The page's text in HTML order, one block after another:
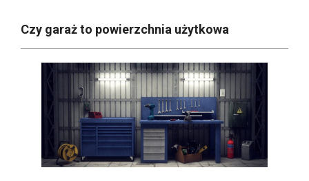
NavigationCzy garaż to powierzchnia użytkowa